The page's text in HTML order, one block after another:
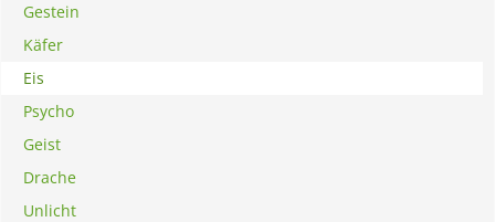
Gestein
Käfer
Eis
Psycho
Geist
Drache
Unlicht